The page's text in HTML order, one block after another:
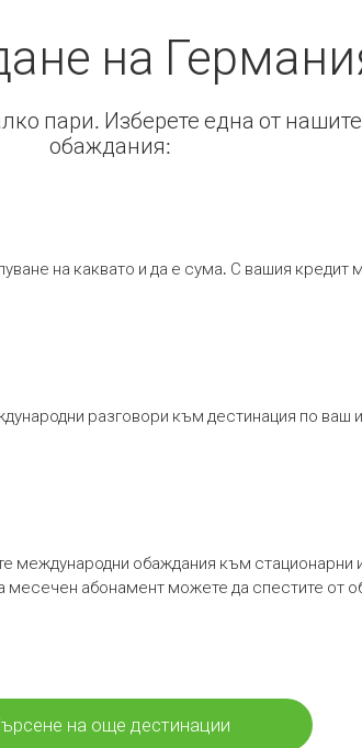
на
пари. Изберете една от
обаждания:
на каквато и да е сума. С вашия
разговори към дестинация по ваш
международни обаждания към стационарни
месечен абонамент можете да спестите от
на още дестинации